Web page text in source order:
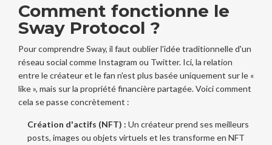
Comment fonctionne le
Sway Protocol ?
Pour comprendre Sway, il faut oublier l'idée traditionnelle d'un
réseau social comme Instagram ou Twitter. Ici, la relation
entre le créateur et le fan n'est plus basée uniquement sur le «
like », mais sur la propriété financière partagée. Voici comment
cela se passe concrètement :
Création d'actifs (NFT) : Un créateur prend ses meilleurs
posts, images ou objets virtuels et les transforme en NFT